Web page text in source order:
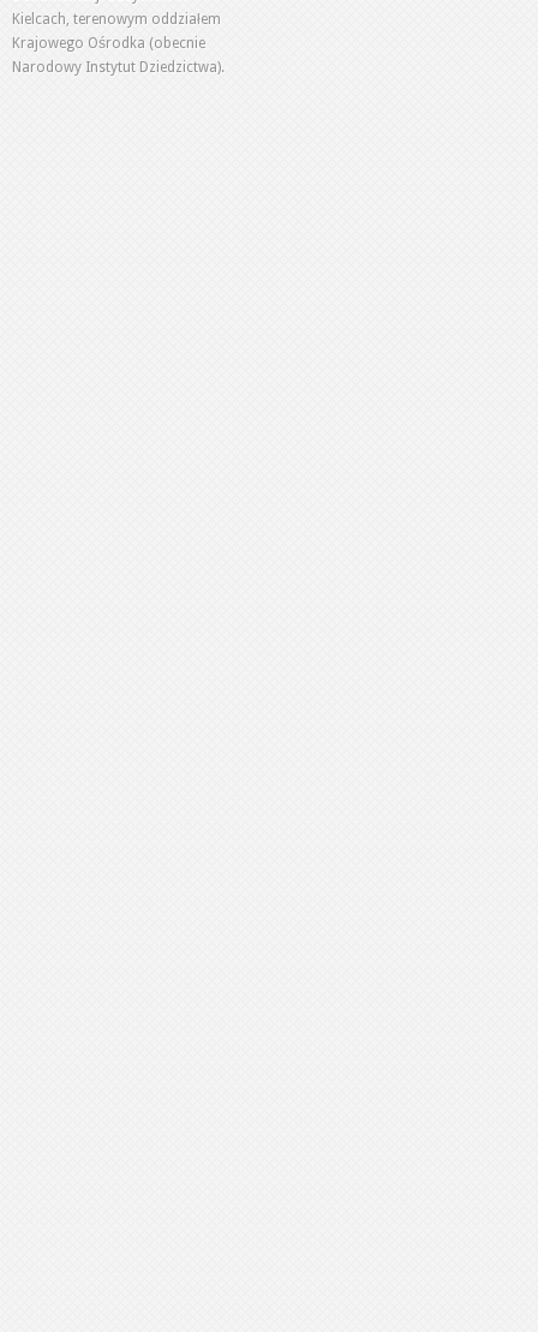
Kielcach, terenowym oddziałem
Krajowego Ośrodka (obecnie
Narodowy Instytut Dziedzictwa).